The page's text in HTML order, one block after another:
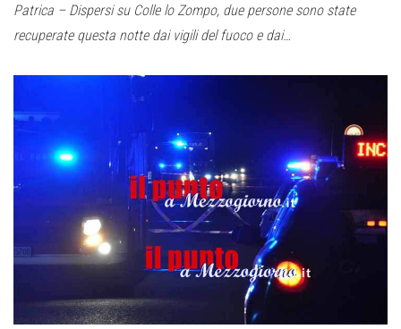
Patrica – Dispersi su Colle lo Zompo, due persone sono state
recuperate questa notte dai vigili del fuoco e dai…